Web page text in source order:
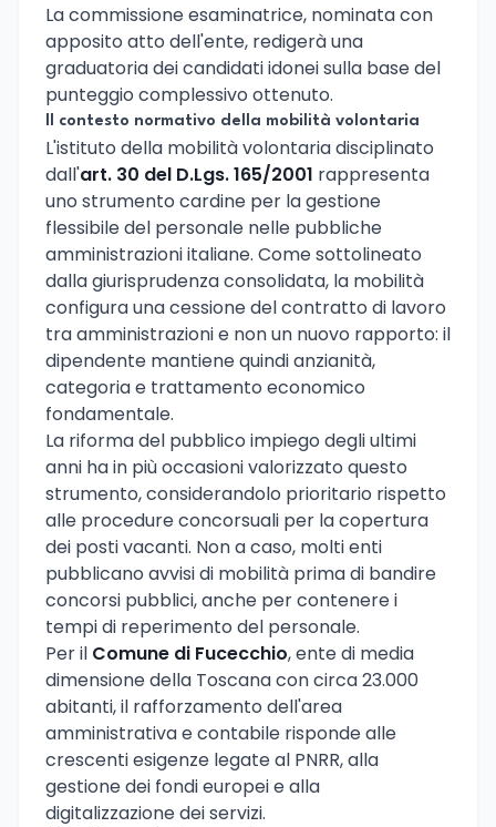
La commissione esaminatrice, nominata con
apposito atto dell'ente, redigerà una
graduatoria dei candidati idonei sulla base del
punteggio complessivo ottenuto.
Il contesto normativo della mobilità volontaria
L'istituto della mobilità volontaria disciplinato
dall'art. 30 del D.Lgs. 165/2001 rappresenta
uno strumento cardine per la gestione
flessibile del personale nelle pubbliche
amministrazioni italiane. Come sottolineato
dalla giurisprudenza consolidata, la mobilità
configura una cessione del contratto di lavoro
tra amministrazioni e non un nuovo rapporto: il
dipendente mantiene quindi anzianità,
categoria e trattamento economico
fondamentale.
La riforma del pubblico impiego degli ultimi
anni ha in più occasioni valorizzato questo
strumento, considerandolo prioritario rispetto
alle procedure concorsuali per la copertura
dei posti vacanti. Non a caso, molti enti
pubblicano avvisi di mobilità prima di bandire
concorsi pubblici, anche per contenere i
tempi di reperimento del personale.
Per il Comune di Fucecchio, ente di media
dimensione della Toscana con circa 23.000
abitanti, il rafforzamento dell'area
amministrativa e contabile risponde alle
crescenti esigenze legate al PNRR, alla
gestione dei fondi europei e alla
digitalizzazione dei servizi.